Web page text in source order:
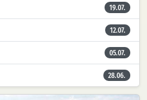
19.07.
12.07.
05.07.
28.06.